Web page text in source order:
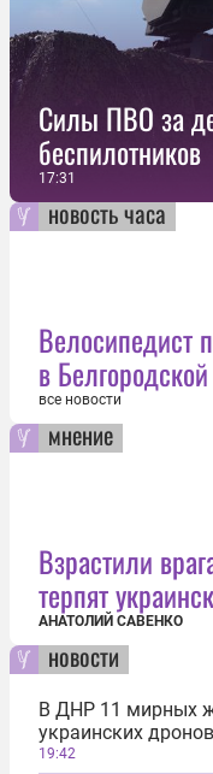
Силы ПВО за
беспилотников
17:31
новость часа
Велосипедист
в
все новости
мнение
Взрастили
терпят
АНАТОЛИЙ САВЕНКО
новости
В ДНР 11 мирных
украинских дронов
19:42